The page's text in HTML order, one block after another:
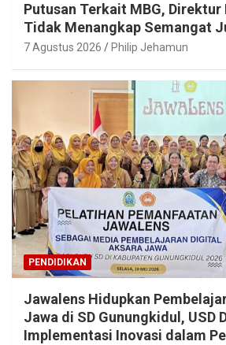
Putusan Terkait MBG, Direktur
Tidak Menangkap Semangat
7 Agustus 2026 Philip Jehamun
PENDIDIKAN
Jawalens Hidupkan
Jawa di SD Gunungkidul, USD
Implementasi Inovasi dalam